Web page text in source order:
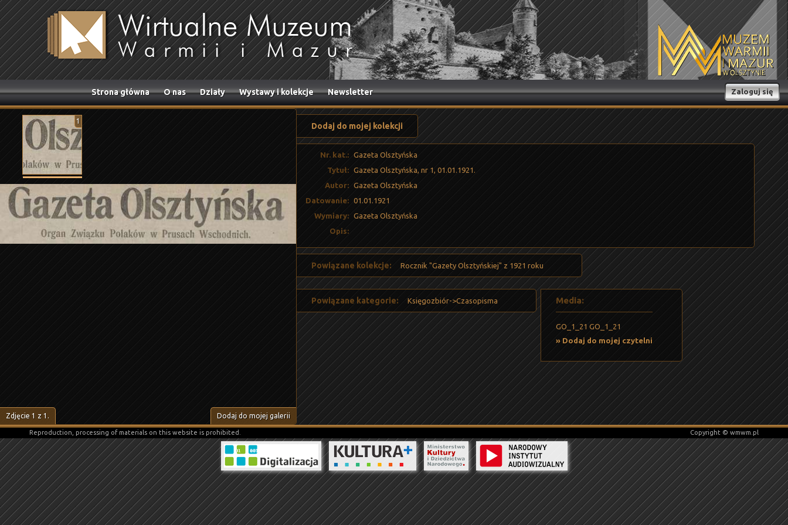
Strona główna O nas Działy Wystawy i kolekcje Newsletter Zaloguj się
1
Dodaj do mojej galerii
Zdjęcie 1 z 1 .
Dodaj do mojej kolekcji
Nr. kat.: Gazeta Olsztyńska
Tytuł: Gazeta Olsztyńska, nr 1, 01.01.1921.
Autor: Gazeta Olsztyńska
Datowanie: 01.01.1921
Wymiary: Gazeta Olsztyńska
Opis:
Powiązane kolekcje: Rocznik "Gazety Olsztyńskiej" z 1921 roku
Powiązane kategorie: Księgozbiór->Czasopisma Media:
GO_1_21 GO_1_21
» Dodaj do mojej czytelni
Reproduction, processing of materials on this website is prohibited. Copyright © wmwm.pl